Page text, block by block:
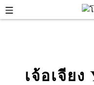
เจ้อเจีย